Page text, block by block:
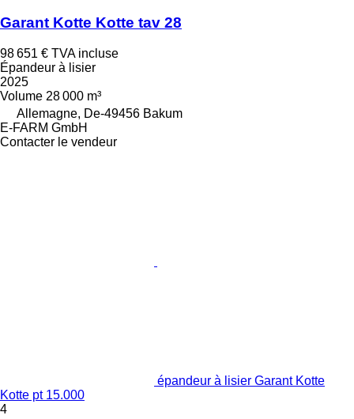
Garant Kotte Kotte tav 28
98 651 € TVA incluse
Épandeur à lisier
2025
Volume 28 000 m³
Allemagne, De-49456 Bakum
E-FARM GmbH
Contacter le vendeur
épandeur à lisier Garant Kotte
Kotte pt 15.000
4